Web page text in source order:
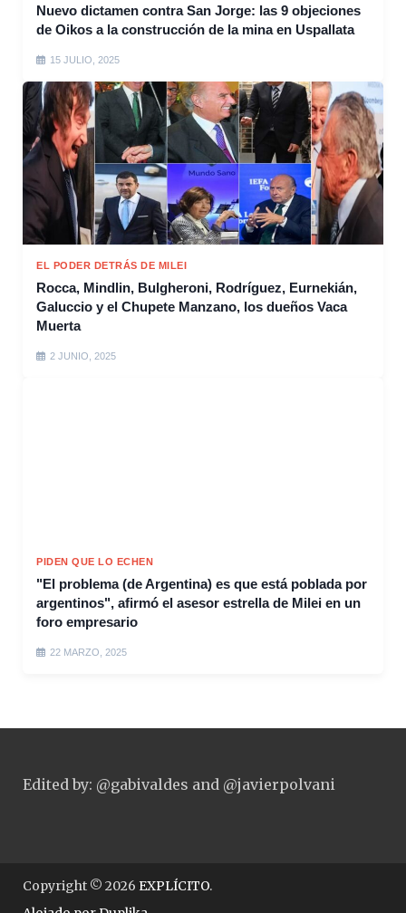
Nuevo dictamen contra San Jorge: las 9 objeciones
de Oikos a la construcción de la mina en Uspallata
15 JULIO, 2025
EL PODER DETRÁS DE MILEI
Rocca, Mindlin, Bulgheroni, Rodríguez, Eurnekián,
Galuccio y el Chupete Manzano, los dueños Vaca
Muerta
2 JUNIO, 2025
PIDEN QUE LO ECHEN
"El problema (de Argentina) es que está poblada por
argentinos", afirmó el asesor estrella de Milei en un
foro empresario
22 MARZO, 2025
Edited by: @gabivaldes and @javierpolvani
Copyright © 2026 EXPLÍCITO.